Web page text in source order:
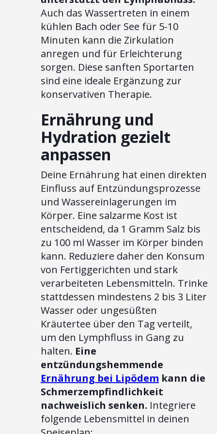
Auch das Wassertreten in einem
kühlen Bach oder See für 5-10
Minuten kann die Zirkulation
anregen und für Erleichterung
sorgen. Diese sanften Sportarten
sind eine ideale Ergänzung zur
konservativen Therapie.
Ernährung und
Hydration gezielt
anpassen
Deine Ernährung hat einen direkten
Einfluss auf Entzündungsprozesse
und Wassereinlagerungen im
Körper. Eine salzarme Kost ist
entscheidend, da 1 Gramm Salz bis
zu 100 ml Wasser im Körper binden
kann. Reduziere daher den Konsum
von Fertiggerichten und stark
verarbeiteten Lebensmitteln. Trinke
stattdessen mindestens 2 bis 3 Liter
Wasser oder ungesüßten
Kräutertee über den Tag verteilt,
um den Lymphfluss in Gang zu
halten. Eine
entzündungshemmende
Ernährung bei Lipödem kann die
Schmerzempfindlichkeit
nachweislich senken. Integriere
folgende Lebensmittel in deinen